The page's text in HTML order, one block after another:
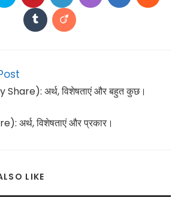
Share): अर्थ, विशेषताएं और बहुत कुछ।
अर्थ, विशेषताएं और प्रकार।
LIKE